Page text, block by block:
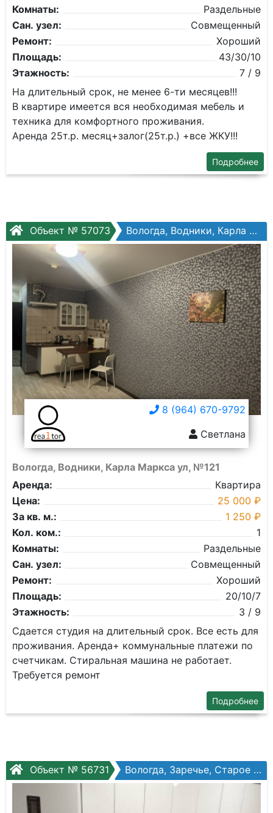
Комнаты:
Раздельные
Сан. узел:
Совмещенный
Ремонт:
Хороший
Площадь:
43/30/10
Этажность:
7 / 9
На длительный срок, не менее 6-ти месяцев!!!
В квартире имеется вся необходимая мебель и
техника для комфортного проживания.
Аренда 25т.р. месяц+залог(25т.р.) +все ЖКУ!!!
Подробнее
Объект № 57073 Вологда, Водники, Карла Маркса ул, №121
8 (964) 670-9792
Светлана
Вологда, Водники, Карла Маркса ул, №121
Аренда:
Квартира
Цена:
25 000 ₽
За кв. м.:
1 250 ₽
Кол. ком.:
1
Комнаты:
Раздельные
Сан. узел:
Совмещенный
Ремонт:
Хороший
Площадь:
20/10/7
Этажность:
3 / 9
Сдается студия на длительный срок. Все есть для
проживания. Аренда+ коммунальные платежи по
счетчикам. Стиральная машина не работает.
Требуется ремонт
Подробнее
Объект № 56731 Вологда, Заречье, Старое шоссе, №3бк2